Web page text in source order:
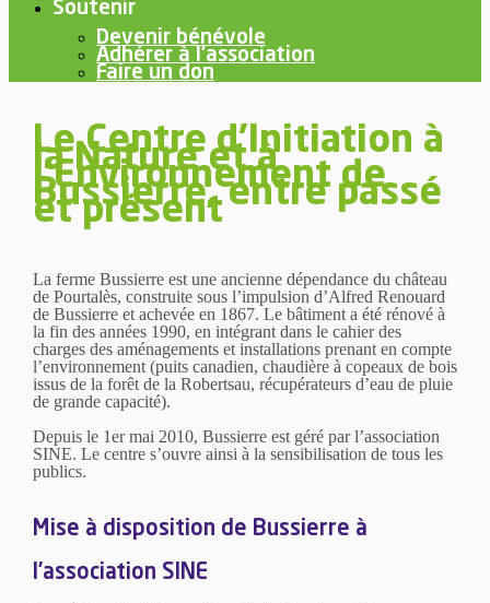
Soutenir
Devenir bénévole
Adhérer à l’association
Faire un don
Le Centre d'Initiation à
la Nature et à
l'Environnement de
Bussierre, entre passé
et présent
La ferme Bussierre est une ancienne dépendance du château
de Pourtalès, construite sous l’impulsion d’Alfred Renouard
de Bussierre et achevée en 1867. Le bâtiment a été rénové à
la fin des années 1990, en intégrant dans le cahier des
charges des aménagements et installations prenant en compte
l’environnement (puits canadien, chaudière à copeaux de bois
issus de la forêt de la Robertsau, récupérateurs d’eau de pluie
de grande capacité).
Depuis le 1er mai 2010, Bussierre est géré par l’association
SINE. Le centre s’ouvre ainsi à la sensibilisation de tous les
publics.
Mise à disposition de Bussierre à
l’association SINE